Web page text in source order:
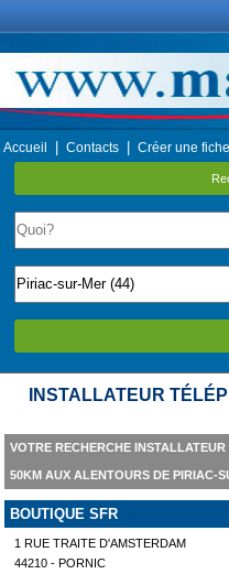
Accueil Contacts Créer une fiche
INSTALLATEUR
VOTRE RECHERCHE
50KM AUX ALENTOURS DE PIRIAC-
BOUTIQUE SFR
1 RUE TRAITE D'AMSTERDAM
44210 - PORNIC